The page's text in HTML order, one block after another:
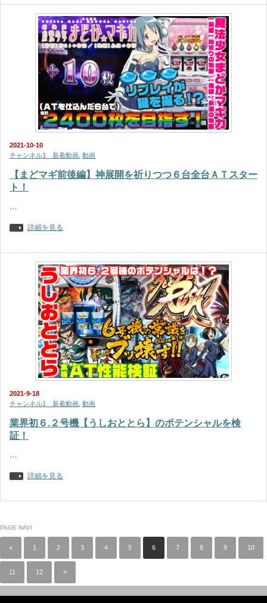
2021-10-10
チャンネル1 新着動画 動画
【まどマギ前後編】神展開を祈りつつ６台全台ＡＴスター
ト！
詳細を見る
2021-9-18
チャンネル1 新着動画 動画
業界初６.２号機【うしおととら】のポテンシャルを検
証！
詳細を見る
PAGE NAVI
« 1 2 3 4 5 6 7 8 9 10
11 12 »